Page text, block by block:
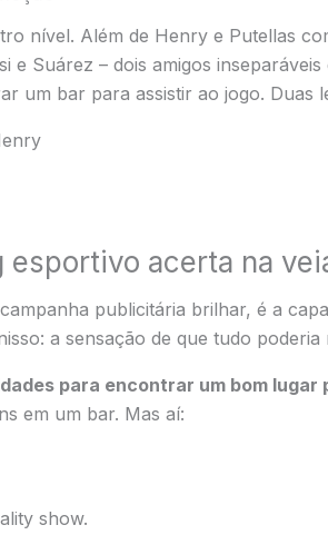
nível. Além de Henry e Putellas
e Suárez – dois amigos
um bar para assistir ao jogo. Duas
esportivo acerta na
publicitária brilhar, é a
a sensação de que tudo
para encontrar um bom lugar
em um bar. Mas aí:
show.